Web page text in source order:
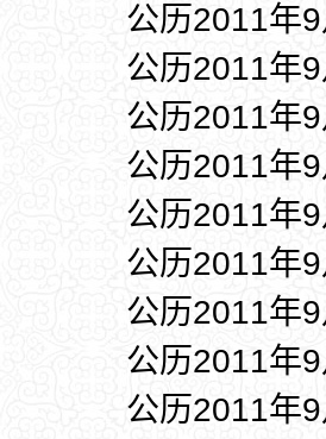
公历2011年
公历2011年
公历2011年
公历2011年
公历2011年
公历2011年
公历2011年
公历2011年
公历2011年